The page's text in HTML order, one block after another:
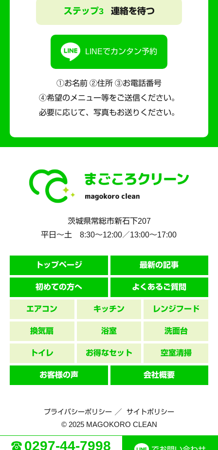
0297-44-7998
ステップ3 連絡を待つ
LINEでカンタン予約
①お名前 ②住所 ③お電話番号
④希望のメニュー等をご送信ください。
必要に応じて、写真もお送りください。
茨城県常総市新石下207
平日～土 8:30〜12:00／13:00〜17:00
トップページ 最新の記事
初めての方へ よくあるご質問
エアコン キッチン レンジフード
換気扇 浴室 洗面台
トイレ お得なセット 空室清掃
お客様の声 会社概要
プライバシーポリシー サイトポリシー
© 2025 MAGOKORO CLEAN